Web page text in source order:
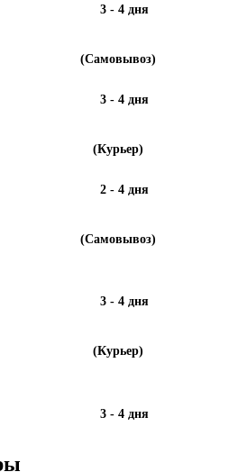
3 - 4 дня
(Самовывоз)
3 - 4 дня
(Курьер)
2 - 4 дня
(Самовывоз)
3 - 4 дня
(Курьер)
3 - 4 дня